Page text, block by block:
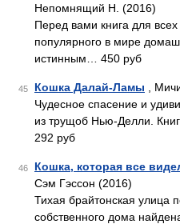
Непомнящий Н. (2016)
Перед вами книга для
популярного в мире
истинным… 450 руб
45 Кошка Далай-Ламы ,
Чудесное спасение и
из трущоб Нью-Делли.
292 руб
46 Кошка, которая все
Сэм Гэссон (2016)
Тихая брайтонская улица
собственного дома